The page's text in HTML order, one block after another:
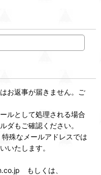
お返事が届きません。ご
ルとして処理される場合
ダもご確認ください。
殊なメールアドレスでは
いたします。
もしくは、